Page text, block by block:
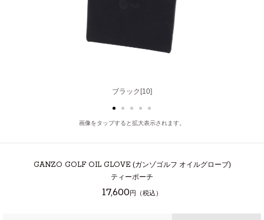
ブラック[10]
ライトブラウン[50]
画像をタップすると拡大表示されます。
GANZO GOLF OIL GLOVE (ガンゾゴルフ オイルグローブ)
ティーポーチ
17,600円（税込）